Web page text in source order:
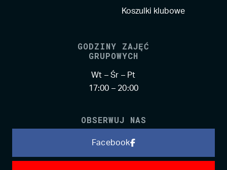
Koszulki klubowe
GODZINY ZAJĘĆ
GRUPOWYCH
Wt – Śr – Pt
17:00 – 20:00
OBSERWUJ NAS
Facebook